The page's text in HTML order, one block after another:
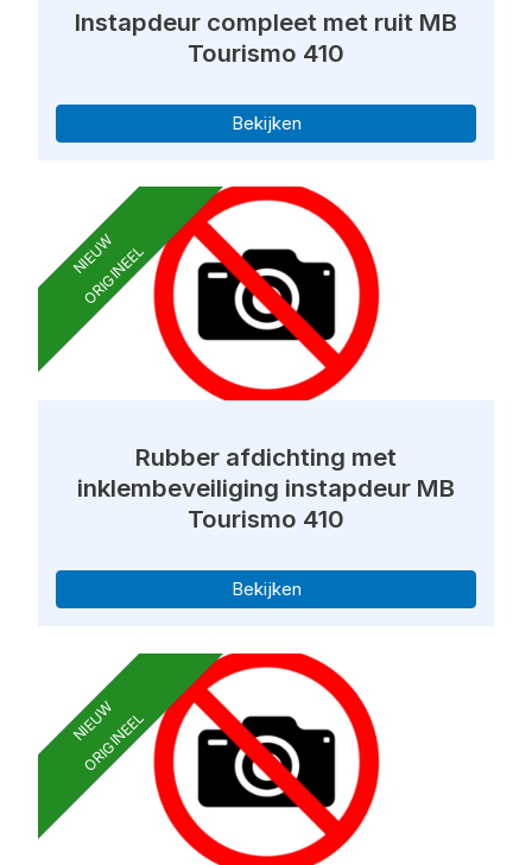
Instapdeur compleet met ruit MB
Tourismo 410
Bekijken
NIEUW
ORIGINEEL
Rubber afdichting met
inklembeveiliging instapdeur MB
Tourismo 410
Bekijken
NIEUW
ORIGINEEL